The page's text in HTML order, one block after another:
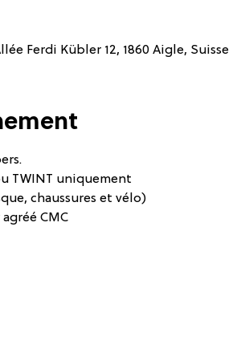
Ferdi Kübler 12, 1860 Aigle, Suisse
TWINT uniquement
chaussures et vélo)
CMC